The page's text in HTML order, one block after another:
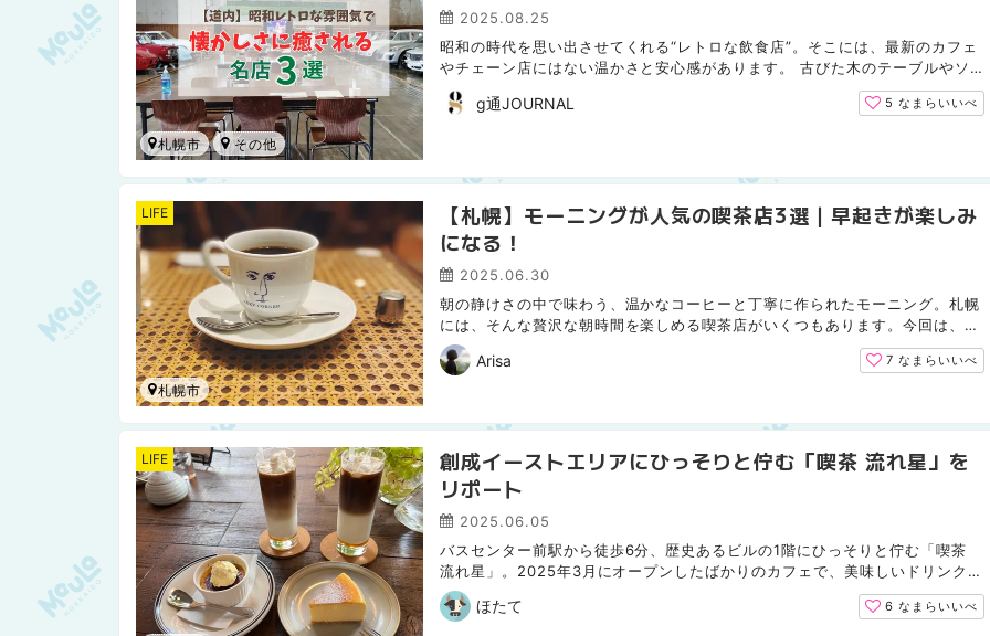
2025.08.25
昭和の時代を思い出させてくれる“レトロな飲食店”。そこには、最新のカフェ
やチェーン店にはない温かさと安心感があります。 古びた木のテーブルやソ
ファ、懐かしいナポリタンやハンバーグ、そして漂うコーヒーの...
g通JOURNAL 5なまらいいべ
札幌市
【札幌】モーニングが人気の喫茶店3選｜早起きが楽しみ
になる！
2025.06.30
朝の静けさの中で味わう、温かなコーヒーと丁寧に作られたモーニング。札幌
には、そんな贅沢な朝時間を楽しめる喫茶店がいくつもあります。今回は、わ
ざわざ早起きしたくなるような魅力たっぷりのモーニングを提...
Arisa 7なまらいいべ
LIFE
札幌市
創成イーストエリアにひっそりと佇む「喫茶 流れ星」を
リポート
2025.06.05
バスセンター前駅から徒歩6分、歴史あるビルの1階にひっそりと佇む「喫茶
流れ星」。2025年3月にオープンしたばかりのカフェで、美味しいドリンクや
心休まる空間を提供してくれます。今回は店内の雰囲気や一部メ...
ほたて 6なまらいいべ
LIFE